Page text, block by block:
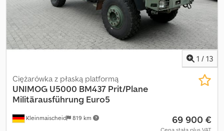
1 / 13
Kleinmaischeid 819 km
Ciężarówka z płaską platformą
UNIMOG U5000 BM437 Prit/Plane
Militärausführung Euro5
69 900 €